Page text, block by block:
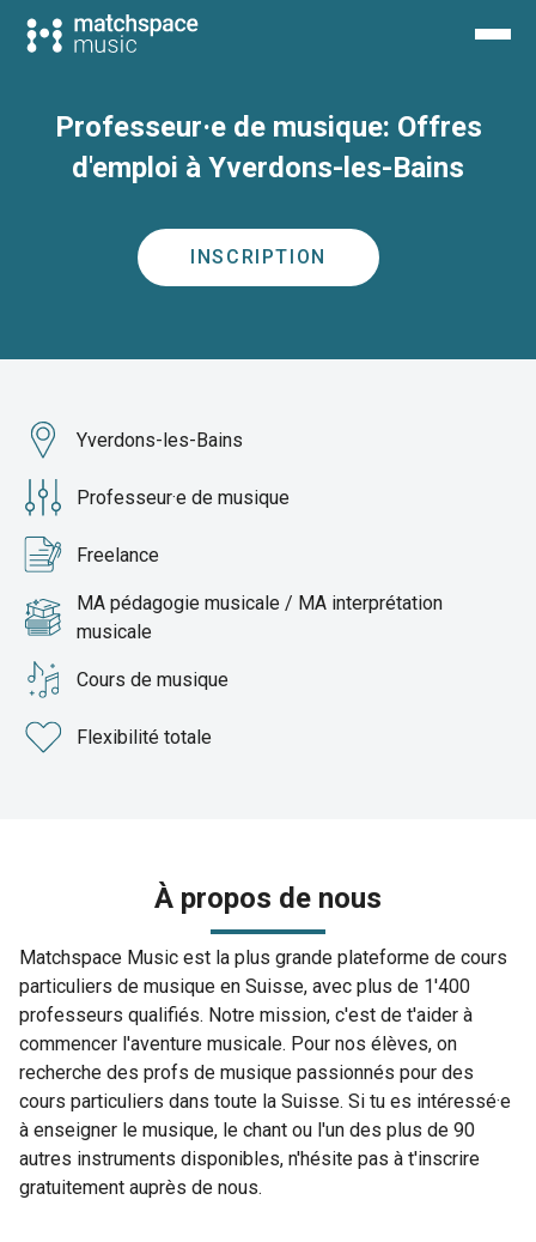
Professeur·e de musique: Offres
d'emploi à Yverdons-les-Bains
INSCRIPTION
Yverdons-les-Bains
Professeur·e de musique
Freelance
MA pédagogie musicale / MA interprétation
musicale
Cours de musique
Flexibilité totale
À propos de nous
Matchspace Music est la plus grande plateforme de cours
particuliers de musique en Suisse, avec plus de 1'400
professeurs qualifiés. Notre mission, c'est de t'aider à
commencer l'aventure musicale. Pour nos élèves, on
recherche des profs de musique passionnés pour des
cours particuliers dans toute la Suisse. Si tu es intéressé·e
à enseigner le musique, le chant ou l'un des plus de 90
autres instruments disponibles, n'hésite pas à t'inscrire
gratuitement auprès de nous.